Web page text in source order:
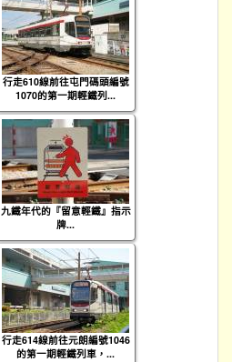
行走610線前往屯門碼頭編號
1070的第一期輕鐵列...
九鐵年代的『留意輕鐵』指示
牌...
行走614線前往元朗編號1046
的第一期輕鐵列車，...